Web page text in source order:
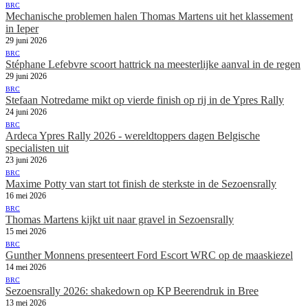
BRC
Mechanische problemen halen Thomas Martens uit het klassement
in Ieper
29 juni 2026
BRC
Stéphane Lefebvre scoort hattrick na meesterlijke aanval in de regen
29 juni 2026
BRC
Stefaan Notredame mikt op vierde finish op rij in de Ypres Rally
24 juni 2026
BRC
Ardeca Ypres Rally 2026 - wereldtoppers dagen Belgische
specialisten uit
23 juni 2026
BRC
Maxime Potty van start tot finish de sterkste in de Sezoensrally
16 mei 2026
BRC
Thomas Martens kijkt uit naar gravel in Sezoensrally
15 mei 2026
BRC
Gunther Monnens presenteert Ford Escort WRC op de maaskiezel
14 mei 2026
BRC
Sezoensrally 2026: shakedown op KP Beerendruk in Bree
13 mei 2026